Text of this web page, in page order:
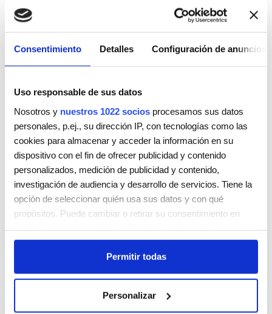
Consentimiento Detalles Configuración de anuncios
Uso responsable de sus datos
Nosotros y nuestros 1022 socios procesamos sus datos
personales, p.ej., su dirección IP, con tecnologías como las
cookies para almacenar y acceder la información en su
dispositivo con el fin de ofrecer publicidad y contenido
personalizados, medición de publicidad y contenido,
investigación de audiencia y desarrollo de servicios. Tiene la
opción de seleccionar quién usa sus datos y con qué
propósitos. Puede cambiar o retirar su consentimiento en
clicando en el Menú de consentimiento.
Si lo permite, también quisiéramos:
que puede tener una precisión de varios metros
Permitir todas
Personalizar
NATT – Perruqueria i Estètica Naturals
MANEL FARRÉS 97
SANT CUGAT DEL VALLÈS08173
España
Teléfono: 938552287
Lunes
9:00 AM - 5:00 PM
9:00 AM - 5:00 PM
Jueves
9:00 AM - 5:00 PM
9:00 AM - 5:00 PM